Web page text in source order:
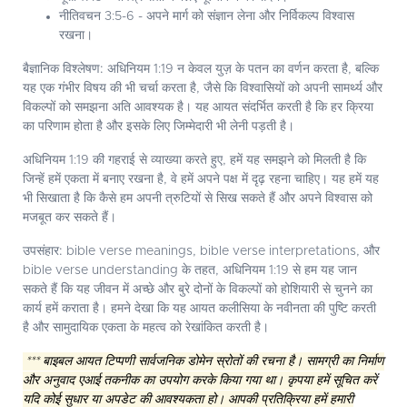
नीतिवचन 3:5-6 - अपने मार्ग को संज्ञान लेना और निर्विकल्प विश्वास
रखना।
बैज्ञानिक विश्लेषण: अधिनियम 1:19 न केवल युज़ के पतन का वर्णन करता है, बल्कि
यह एक गंभीर विषय की भी चर्चा करता है, जैसे कि विश्वासियों को अपनी सामर्थ्य और
विकल्पों को समझना अति आवश्यक है। यह आयत संदर्भित करती है कि हर क्रिया
का परिणाम होता है और इसके लिए जिम्मेदारी भी लेनी पड़ती है।
अधिनियम 1:19 की गहराई से व्याख्या करते हुए, हमें यह समझने को मिलती है कि
जिन्हें हमें एकता में बनाए रखना है, वे हमें अपने पक्ष में दृढ़ रहना चाहिए। यह हमें यह
भी सिखाता है कि कैसे हम अपनी त्रुटियों से सिख सकते हैं और अपने विश्वास को
मजबूत कर सकते हैं।
उपसंहार: bible verse meanings, bible verse interpretations, और
bible verse understanding के तहत, अधिनियम 1:19 से हम यह जान
सकते हैं कि यह जीवन में अच्छे और बुरे दोनों के विकल्पों को होशियारी से चुनने का
कार्य हमें कराता है। हमने देखा कि यह आयत कलीसिया के नवीनता की पुष्टि करती
है और सामुदायिक एकता के महत्व को रेखांकित करती है।
*** बाइबल आयत टिप्पणी सार्वजनिक डोमेन स्रोतों की रचना है। सामग्री का निर्माण
और अनुवाद एआई तकनीक का उपयोग करके किया गया था। कृपया हमें सूचित करें
यदि कोई सुधार या अपडेट की आवश्यकता हो। आपकी प्रतिक्रिया हमें हमारी